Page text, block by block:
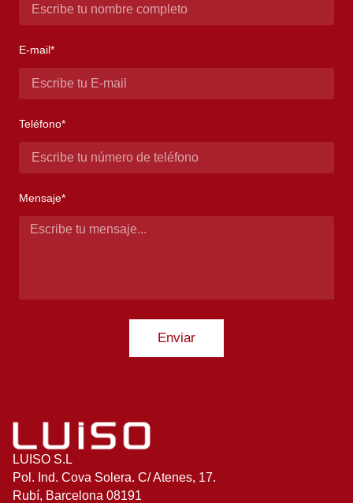
E-mail*
Teléfono*
Mensaje*
Enviar
LUISO S.L
Pol. Ind. Cova Solera. C/ Atenes, 17.
Rubí, Barcelona 08191